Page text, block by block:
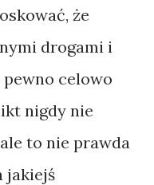
że
drogami i
celowo
nigdy nie
to nie prawda
jakiejś